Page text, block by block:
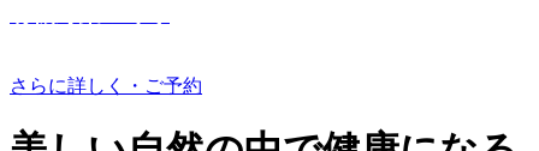
さらに詳しく・ご予約